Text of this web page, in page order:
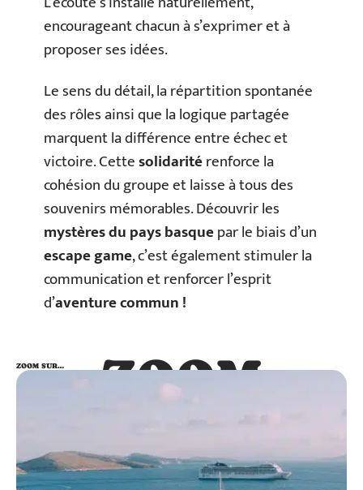
encourageant chacun à s’exprimer et à
proposer ses idées.
Le sens du détail, la répartition spontanée
des rôles ainsi que la logique partagée
marquent la différence entre échec et
victoire. Cettesolidaritérenforce la
cohésion du groupe et laisse à tous des
souvenirs mémorables. Découvrir les
mystères du pays basquepar le biais d’un
escape game, c’est également stimuler la
communication et renforcer l’esprit
d’aventure commun !
ZOOM
SUR…
ZOOM SUR…